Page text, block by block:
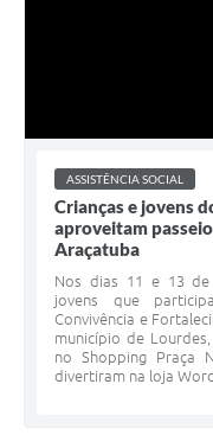
ASSISTÊNCIA SOCIAL
Crianças e jovens
aproveitam
Araçatuba
Nos dias 11 e 13 de
jovens que
Convivência e
município de
no Shopping Praça
divertiram na loja